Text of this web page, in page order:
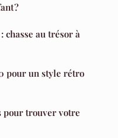
?
chasse au trésor à
pour un style rétro
pour trouver votre